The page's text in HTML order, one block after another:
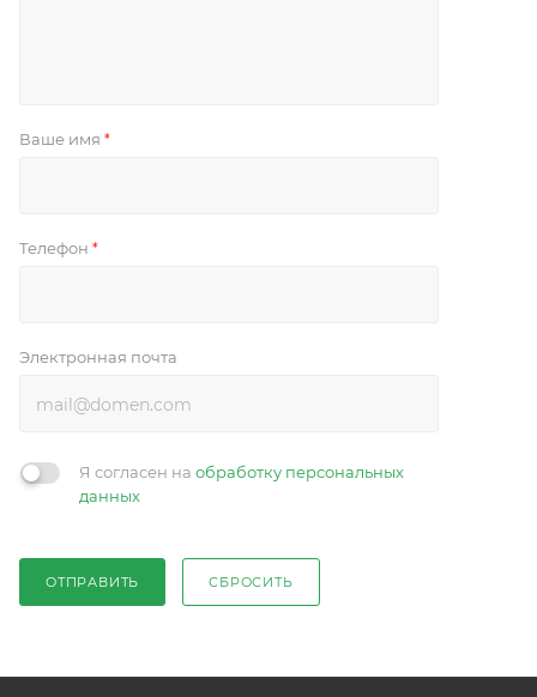
Ваше имя *
Телефон *
Электронная почта
Я согласен на обработку персональных
данных
ОТПРАВИТЬ СБРОСИТЬ